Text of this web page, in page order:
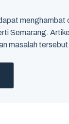
menghambat
Semarang.
masalah tersebut.